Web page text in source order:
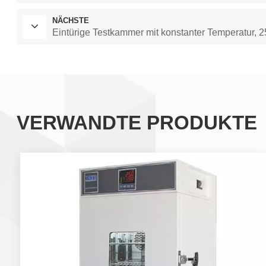
NÄCHSTE
Eintürige Testkammer mit konstanter Temperatur,
VERWANDTE PRODUKTE